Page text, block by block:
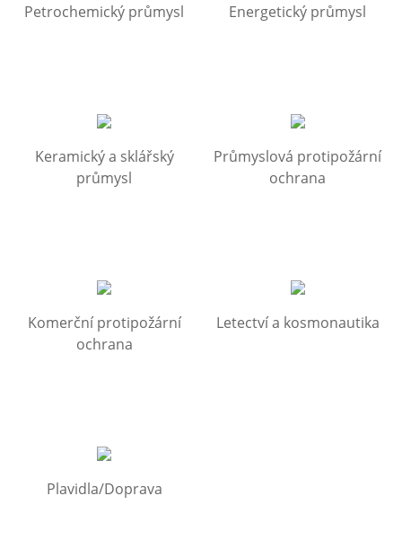
Petrochemický průmysl Energetický průmysl
Keramický a sklářský
průmysl
Průmyslová protipožární
ochrana
Komerční protipožární
ochrana
Letectví a kosmonautika
Plavidla/Doprava